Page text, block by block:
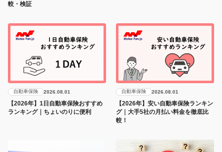
較・検証
自動車保険 2026.08.01
【2026年】1日自動車保険おすすめ
ランキング｜ちょいのりに便利
自動車保険 2026.08.01
【2026年】安い自動車保険ランキン
グ｜大手5社の月払い料金を徹底比
較！